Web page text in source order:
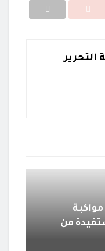
التحرير
من